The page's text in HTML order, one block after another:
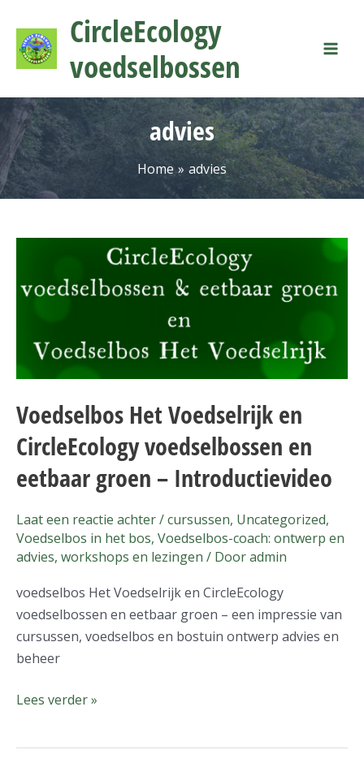
naar
CircleEcology
voedselbossen
advies
Home advies
Voedselbos Het Voedselrijk en
CircleEcology voedselbossen en
eetbaar groen – Introductievideo
Laat een reactie achter/cursussen, Uncategorized,
Voedselbos in het bos, Voedselbos-coach: ontwerp en
advies, workshops en lezingen / Dooradmin
voedselbos Het Voedselrijk en CircleEcology
voedselbossen en eetbaar groen – een impressie van
cursussen, voedselbos en bostuin ontwerp advies en
beheer
Voedselrijk
voedselbossen
en
eetbaar
groen
–
Introductievideo
Lees verder »